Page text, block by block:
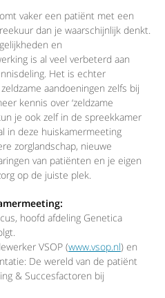
vaker een patiënt met een
dan je waarschijnlijk denkt.
en
is al veel verbeterd aan
Het is echter
aandoeningen zelfs bij
kennis over ‘zeldzame
je ook zelf in de spreekkamer
in deze huiskamermeeting
zorglandschap, nieuwe
van patiënten en je eigen
op de juiste plek.
hoofd afdeling Genetica
VSOP (www.vsop.nl) en
De wereld van de patiënt
& Succesfactoren bij